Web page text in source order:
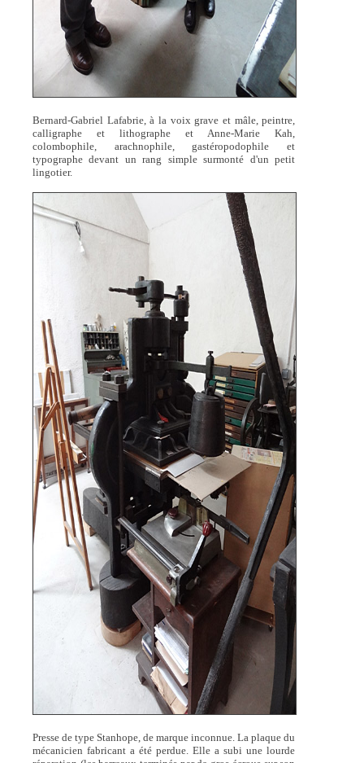
Bernard-Gabriel Lafabrie, à la voix grave et mâle, peintre,
calligraphe et lithographe et Anne-Marie Kah,
colombophile, arachnophile, gastéropodophile et
typographe devant un rang simple surmonté d'un petit
lingotier.
Presse de type Stanhope, de marque inconnue. La plaque du
mécanicien fabricant a été perdue. Elle a subi une lourde